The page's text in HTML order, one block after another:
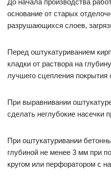
До начала производства
основание от старых
разрушающихся слоев,
Перед оштукатуриванием
кладки от раствора на
лучшего сцепления покрытия
При выравнивании
сделать неглубокие насечки
При оштукатуривании
глубиной не менее 3 мм при
кругом или перфоратором с